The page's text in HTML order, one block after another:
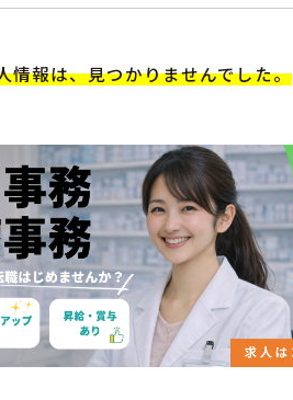
情報は、見つかりませんでした。